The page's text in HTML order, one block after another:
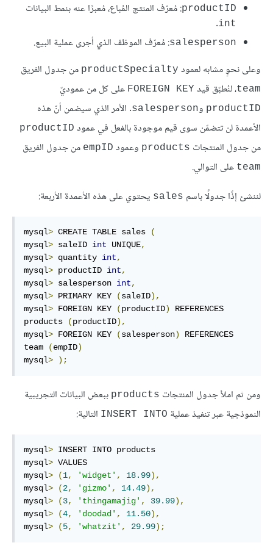
productID: مُعرّف المنتج المُباع، مُعبرًا عنه بنمط البيانات
int
.
salesperson: مُعرّف الموظف الذي أجرى عملية البيع.
وعلى نحوٍ مشابه لعمود productSpecialty من جدول الفريق
team، لنُطبّق قيد FOREIGN KEY على كل من عموديّ
productID وsalesperson. الأمر الذي سيضمن أنّ هذه
الأعمدة لن تتضمّن سوى قيم موجودة بالفعل في عمود productID
من جدول المنتجات products وعمود empID من جدول الفريق
team على التوالي.
لننشئ إذًا جدولًا باسم sales يحتوي على هذه الأعمدة الأربعة:
mysql> CREATE TABLE sales
(
mysql> saleID int UNIQUE,
mysql> quantity int,
mysql> productID int,
mysql> salesperson int,
mysql> PRIMARY KEY (saleID),
mysql> FOREIGN KEY (productID)
REFERENCES
products
(productID),
mysql> FOREIGN KEY (salesperson)
REFERENCES
team
(empID)
mysql> );
ومن ثم املأ جدول المنتجات products ببعض البيانات التجريبية
النموذجية عبر تنفيذ عملية INSERT INTO التالية:
mysql> INSERT INTO products
mysql> VALUES
mysql> (1, 'widget' , 18.99),
mysql> (2, 'gizmo' , 14.49),
mysql> (3, 'thingamajig' , 39.99),
mysql> (4, 'doodad' , 11.50),
mysql> (5, 'whatzit' , 29.99);